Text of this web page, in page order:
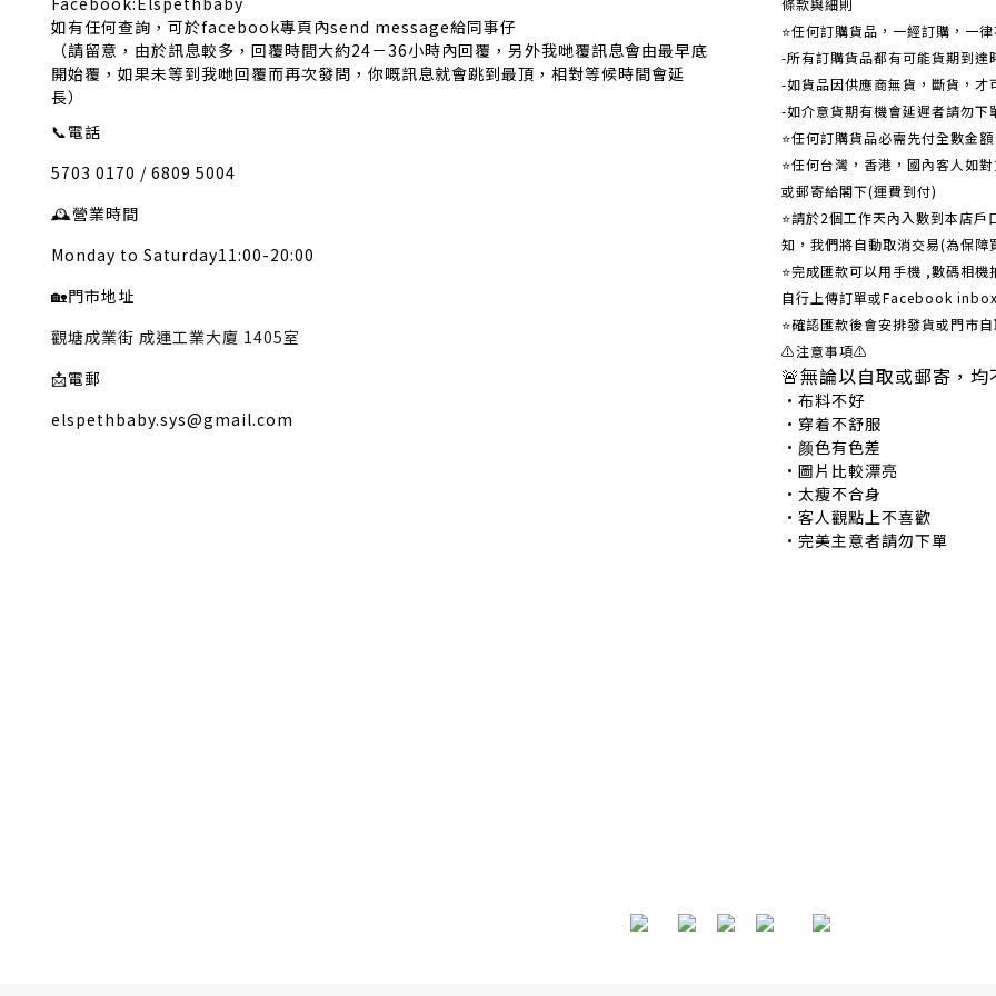
如有任何查詢，可於facebook專頁內send message給同事仔
（請留意，由於訊息較多，回覆時間大約24－36小時內回覆，另外我哋覆訊息會由最早底
開始覆，如果未等到我哋回覆而再次發問，你嘅訊息就會跳到最頂，相對等候時間會延
長）
📞電話
5703 0170 / 6809 5004
🕰️營業時間
Monday to Saturday11:00-20:00
🏡門市地址
觀塘成業街 成運工業大廈 1405室
📩電郵
elspethbaby.sys@gmail.com
條款與細則
⭐任何訂購貨品，一經訂購，一
-所有訂購貨品都有可能貨期到達
-如貨品因供應商無貨，斷貨，才
-如介意貨期有機會延遲者請勿下
⭐任何訂購貨品必需先付全數金
⭐任何台灣，香港，國內客人如
或郵寄給閣下(運費到付)
​​⭐請於2個工作天內入數到本店
知，我們將自動取消交易(為保
⭐完成匯款可以用手機 ,數碼相
自行上傳訂單或Facebook
⭐確認匯款後會安排發貨或門市
⚠注意事項⚠
🚨無論以自取或郵寄，
•布料不好 •
•穿着不舒服 •
•颜色有色差 •
•圖片比較漂亮
•太瘦不合身 •不
•客人觀點上不喜歡
•完美主意者請勿下單